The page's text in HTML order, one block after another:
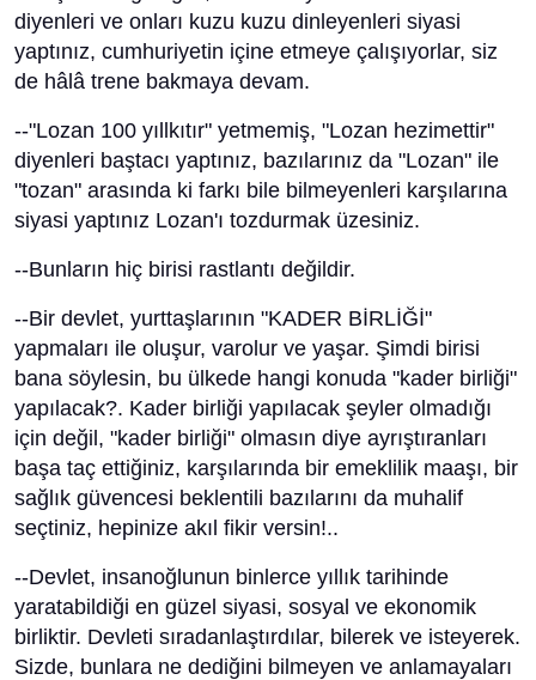
diyenleri ve onları kuzu kuzu dinleyenleri siyasi
yaptınız, cumhuriyetin içine etmeye çalışıyorlar, siz
de hâlâ trene bakmaya devam.
--"Lozan 100 yıllkıtır" yetmemiş, "Lozan hezimettir"
diyenleri baştacı yaptınız, bazılarınız da "Lozan" ile
"tozan" arasında ki farkı bile bilmeyenleri karşılarına
siyasi yaptınız Lozan'ı tozdurmak üzesiniz.
--Bunların hiç birisi rastlantı değildir.
--Bir devlet, yurttaşlarının "KADER BİRLİĞİ"
yapmaları ile oluşur, varolur ve yaşar. Şimdi birisi
bana söylesin, bu ülkede hangi konuda "kader birliği"
yapılacak?. Kader birliği yapılacak şeyler olmadığı
için değil, "kader birliği" olmasın diye ayrıştıranları
başa taç ettiğiniz, karşılarında bir emeklilik maaşı, bir
sağlık güvencesi beklentili bazılarını da muhalif
seçtiniz, hepinize akıl fikir versin!..
--Devlet, insanoğlunun binlerce yıllık tarihinde
yaratabildiği en güzel siyasi, sosyal ve ekonomik
birliktir. Devleti sıradanlaştırdılar, bilerek ve isteyerek.
Sizde, bunlara ne dediğini bilmeyen ve anlamayaları